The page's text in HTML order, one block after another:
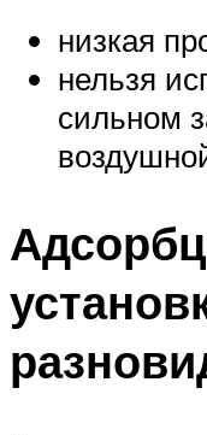
низкая
нельзя
сильном